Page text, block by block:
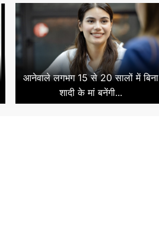
आनेवाले लगभग 15 से 20 सालों में बिना
शादी के मां बनेंगी...